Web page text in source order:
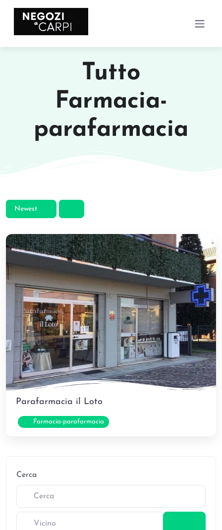
Tutto
Farmacia-
parafarmacia
Cerca
Vicino
Newest
Parafarmacia il Loto
Farmacia-parafarmacia